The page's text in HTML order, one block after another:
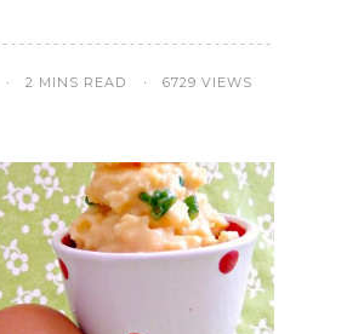
2 MINS READ 6729 VIEWS